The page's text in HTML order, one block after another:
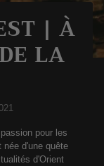
| À
LA
pour les
née d'une quête
d'Orient